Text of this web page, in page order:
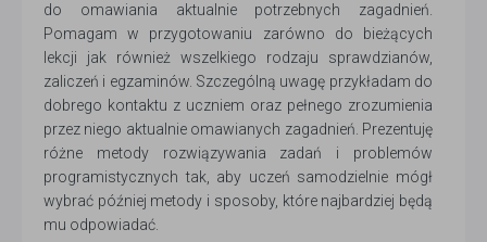
do omawiania aktualnie potrzebnych zagadnień.
Pomagam w przygotowaniu zarówno do bieżących
lekcji jak również wszelkiego rodzaju sprawdzianów,
zaliczeń i egzaminów. Szczególną uwagę przykładam do
dobrego kontaktu z uczniem oraz pełnego zrozumienia
przez niego aktualnie omawianych zagadnień. Prezentuję
różne metody rozwiązywania zadań i problemów
programistycznych tak, aby uczeń samodzielnie mógł
wybrać później metody i sposoby, które najbardziej będą
mu odpowiadać.